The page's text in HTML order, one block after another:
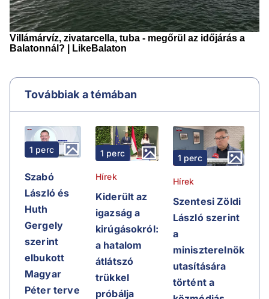
Továbbiak a témában
1 perc
Szabó
László és
Huth
Gergely
szerint
elbukott
Magyar
Péter terve
1 perc
Hírek
Kiderült az
igazság a
kirúgásokról:
a hatalom
átlátszó
trükkel
próbálja
1 perc
Hírek
Szentesi Zöldi
László szerint
a
miniszterelnök
utasítására
történt a